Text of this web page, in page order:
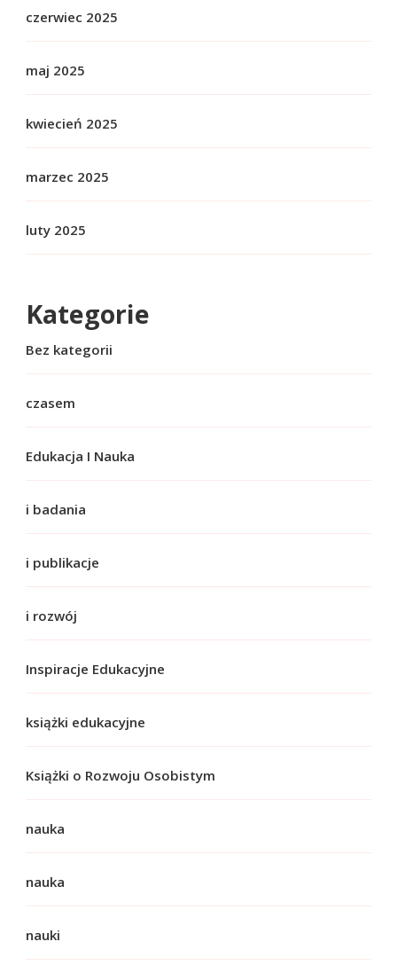
czerwiec 2025
maj 2025
kwiecień 2025
marzec 2025
luty 2025
Kategorie
Bez kategorii
czasem
Edukacja I Nauka
i badania
i publikacje
i rozwój
Inspiracje Edukacyjne
książki edukacyjne
Książki o Rozwoju Osobistym
nauka
nauka
nauki